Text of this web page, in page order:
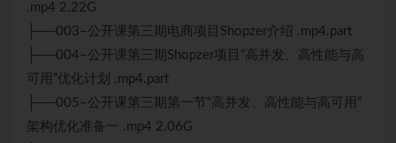
.mp4 2.22G
├──003–公开课第三期电商项目Shopzer介绍 .mp4.part
├──004–公开课第三期Shopzer项目“高并发、高性能与高
可用”优化计划 .mp4.part
├──005–公开课第三期第一节“高并发、高性能与高可用”
架构优化准备一 .mp4 2.06G